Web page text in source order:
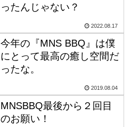
ったんじゃない？
2022.08.17
今年の『MNS BBQ』は僕
にとって最高の癒し空間だ
ったな。
2019.08.04
MNSBBQ最後から２回目
のお願い！